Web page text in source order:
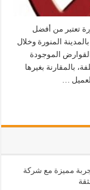
تعتبر من أفضل
المنورة وخلال
الموجودة
بالمقارنة بغيرها
…
مميزة مع شركة